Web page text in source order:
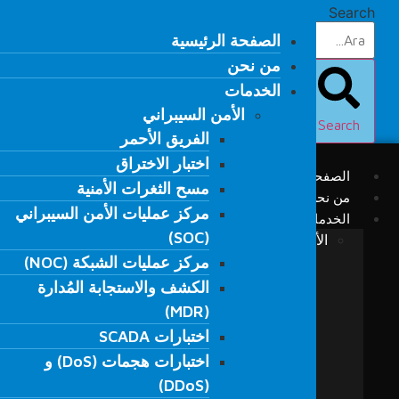
Search
Search
الصفحة الرئيسية
من نحن
الخدمات
الأمن السيبراني
الفريق الأحمر
مسح الثغرات الأمنية
مركز عمليات الأمن السيبراني (SOC)
مركز عمليات الشبكة (NOC)
الكشف والاستجابة المُدارة (MDR)
الصفحة الرئيسية
من نحن
الخدمات
الأمن السيبراني
الفريق الأحمر
اختبار الاختراق
مسح الثغرات الأمنية
مركز عمليات الأمن السيبراني
(SOC)
مركز عمليات الشبكة (NOC)
الكشف والاستجابة المُدارة
(MDR)
اختبارات SCADA
اختبارات هجمات (DoS) و
(DDoS)
الصفحة الرئيسية
من نحن
الخدمات
الأمن السيبراني
الفريق الأحمر
اختبار الاختراق
مسح الثغرات الأمنية
مركز عمليات الأمن السيبراني
(SOC)
مركز عمليات الشبكة (NOC)
الكشف والاستجابة المُدارة
(MDR)
اختبارات SCADA
اختبارات هجمات (DoS) و
(DDoS)